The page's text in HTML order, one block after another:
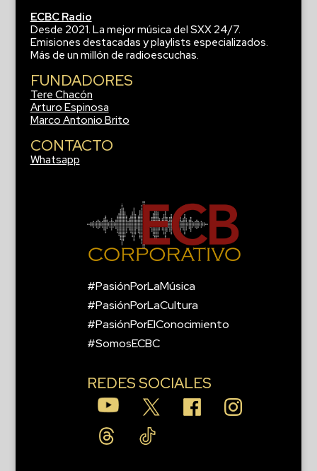
ECBC Radio
Desde 2021. La mejor música del SXX 24/7.
Emisiones destacadas y playlists especializados.
Más de un millón de radioescuchas.
FUNDADORES
Tere Chacón
Arturo Espinosa
Marco Antonio Brito
CONTACTO
Whatsapp
#PasiónPorLaMúsica
#PasiónPorLaCultura
#PasiónPorElConocimiento
#SomosECBC
REDES SOCIALES